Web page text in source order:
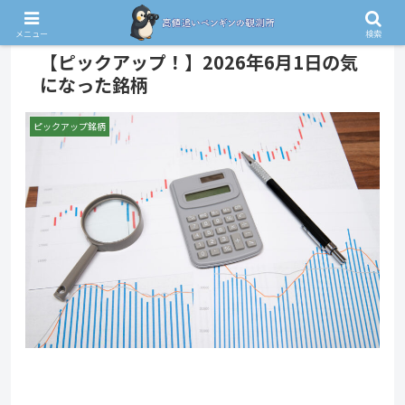
PR
【ピックアップ！】2026年6月1日の気
になった銘柄
ピックアップ銘柄
メニュー 検索